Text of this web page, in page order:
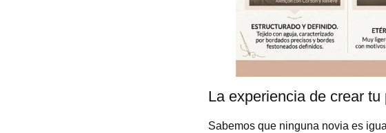
La experiencia de crear
Sabemos que ninguna novia es